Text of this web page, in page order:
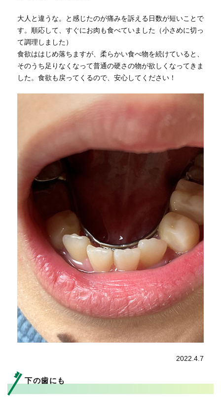
大人と違うな。と感じたのが痛みを訴える日数が短いことで
す。順応して、すぐにお肉も食べていました（小さめに切っ
て調理しました）
食欲ははじめ落ちますが、柔らかい食べ物を続けていると、
そのうち足りなくなって普通の硬さの物が欲しくなってきま
した。食欲も戻ってくるので、安心してください！
2022.4.7
下の歯にも